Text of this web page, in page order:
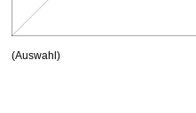
(Auswahl)